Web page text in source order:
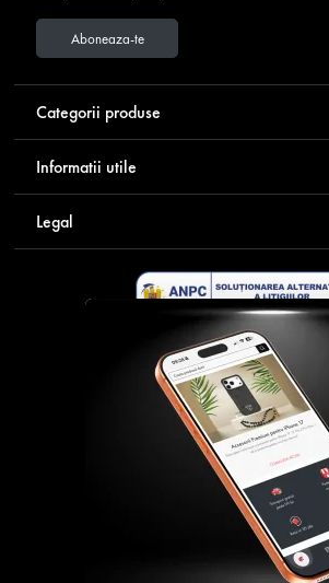
Aboneaza-te
Categorii produse
Informatii utile
Legal
Descarca aplicatia Contakt
Plata securizata